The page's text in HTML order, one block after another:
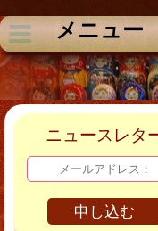
メニュー
ニュースレタ
申し込む